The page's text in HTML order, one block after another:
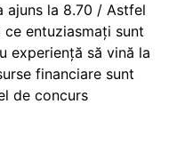
ajuns la 8.70 / Astfel
entuziasmați sunt
experiență să vină la
financiare sunt
de concurs